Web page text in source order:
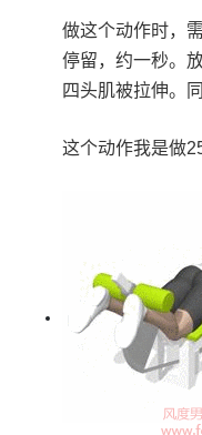
做这个动作时，
停留，约一秒。
四头肌被拉伸。
这个动作我是做